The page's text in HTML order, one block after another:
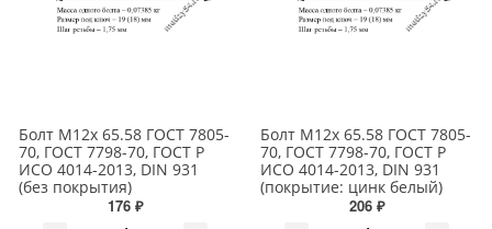
Болт М12х 65.58 ГОСТ 7805-
70, ГОСТ 7798-70, ГОСТ Р
ИСО 4014-2013, DIN 931
(без покрытия)
176 ₽
Болт М12х 65.58 ГОСТ 7805-
70, ГОСТ 7798-70, ГОСТ Р
ИСО 4014-2013, DIN 931
(покрытие: цинк белый)
206 ₽